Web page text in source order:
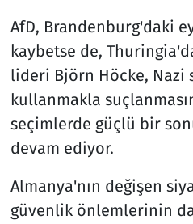
AfD, Brandenburg'daki
kaybetse de,
lideri Björn Höcke, Nazi
kullanmakla
seçimlerde güçlü bir
devam ediyor.
Almanya'nın değişen
güvenlik önlemlerinin